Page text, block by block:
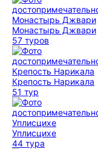
Монастырь Джвари
57 туров
Крепость Нарикала
51 тур
Уплисцихе
44 тура